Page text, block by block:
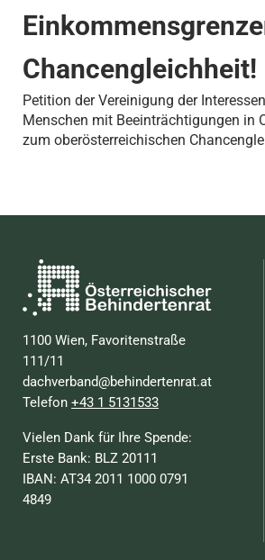
Chancengleichheit!
Petition der Vereinigung der
Menschen mit Beeinträchtigungen in
zum oberösterreichischen
1100 Wien, Favoritenstraße
111/11
dachverband@behindertenrat.at
Telefon+43 1 5131533
Vielen Dank für Ihre Spende:
Erste Bank: BLZ 20111
IBAN: AT34 2011 1000 0791
4849